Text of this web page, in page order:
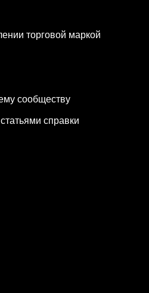
торговой маркой
сообществу
справки